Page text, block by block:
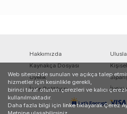
Hakkımızda
Kaynakça Dosyası
Üyelik
İade Politikası
Web sitemizde sunulan ve açıkça talep
hizmetler için kesinlikle gerekli,
birinci taraf oturum çerezleri ve kalıcı
kullanılmaktadır.
Daha fazla bilgi için linke tıklayarak Çerez